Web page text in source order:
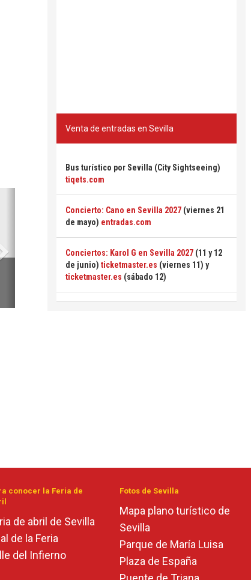
Siguiente
Venta de entradas en Sevilla
Bus turístico por Sevilla (City Sightseeing)
tiqets.com
Concierto: Cano en Sevilla 2027 (viernes 21
de mayo) entradas.com
Conciertos: Karol G en Sevilla 2027 (11 y 12
de junio) ticketmaster.es (viernes 11) y
ticketmaster.es (sábado 12)
conocer la Feria de
de abril de Sevilla
de la Feria
del Infierno
Fotos de Sevilla
Mapa plano turístico de
Sevilla
Parque de María Luisa
Plaza de España